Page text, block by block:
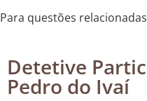
Para questões
Detetive
Pedro do Ivaí